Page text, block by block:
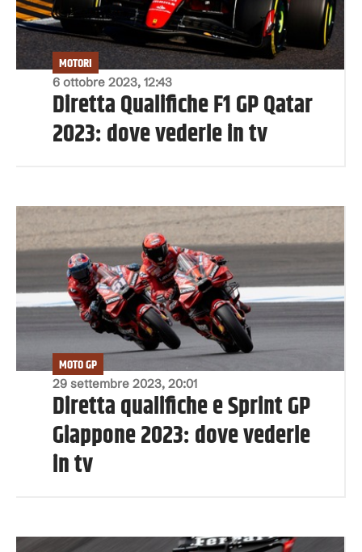
6 ottobre 2023, 12:43
MOTORI
Diretta Qualifiche F1 GP Qatar
2023: dove vederle in tv
29 settembre 2023, 20:01
MOTO GP
Diretta qualifiche e Sprint GP
Giappone 2023: dove vederle
in tv